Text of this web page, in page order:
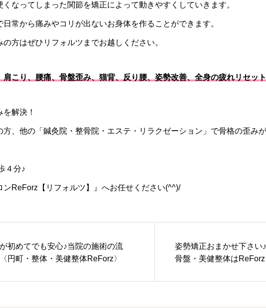
くなってしまった関節を矯正によって動きやすくしていきます。
日常から痛みやコリが出ないお身体を作ることができます。
の方はぜひリフォルツまでお越しください。
肩こり、腰痛、骨盤歪み、猫背、反り腰、姿勢改善、全身の疲れリセッ
解決！
方、他の「鍼灸院・整骨院・エステ・リラクゼーション」で骨格の歪み
４分♪
ンReForz【リフォルツ】』へお任せください(^^)/
初めてでも安心♪当院の施術の流
円町・整体・美健整体ReForz〉
姿勢矯正おまかせ下さい
骨盤・美健整体は